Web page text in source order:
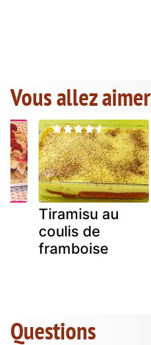
Vous allez aimer
Tiramisu au
coulis de
framboise
Questions